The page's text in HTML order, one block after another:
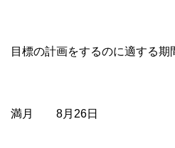
目標の計画をするのに適す
満月 8月26日